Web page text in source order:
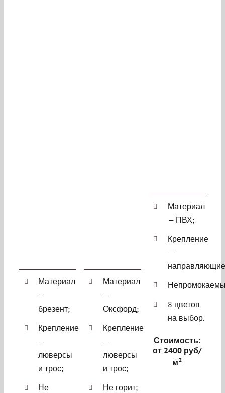
Материал
—
брезент;
Крепление
—
люверсы
и трос;
Не
Материал
—
Оксфорд;
Крепление
—
люверсы
и трос;
Не горит;
Материал
— ПВХ;
Крепление
—
8 цветов
на выбор.
Стоимость:
от 2400 руб/
м2